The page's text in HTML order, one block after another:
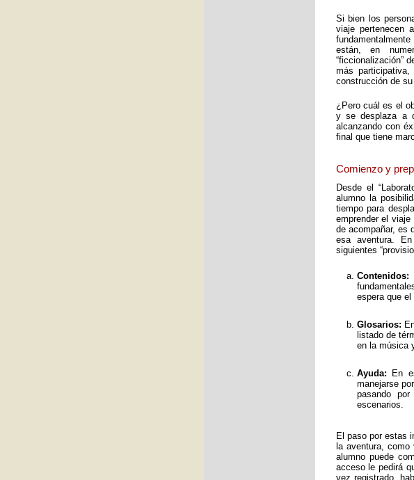
Si bien los
viaje pertenecen
están, en
“ficcionalización”
más
construcción de
¿Pero cuál es el
y se desplaza a
alcanzando con
final que tiene
Comienzo y
Desde el
alumno la
tiempo para
emprender el
de acompañar, es
esa aventura.
siguientes
Contenidos:
espera que
Glosarios:
listado de
en la música
Ayuda: En
manejarse
pasando
escenarios.
El paso por estas
la aventura,
alumno puede
acceso le pedirá
vez registrado,